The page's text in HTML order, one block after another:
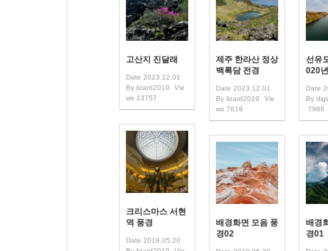
고산지 진달래
Date 2023.12.01
By lizard2019
Vie
ws 13757
제주 한라산 정상
백록담 전경
Date 2023.12.01
By lizard2019
Vie
ws 7619
선유
020
Date
By
7968
크리스마스 서현
역 풍경
Date 2019.05.20
배경화면 모음 풍
경02
배경
경01